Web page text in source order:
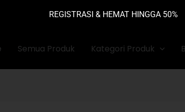
REGISTRASI & HEMAT HINGGA 50%
Semua Produk Kategori Produk